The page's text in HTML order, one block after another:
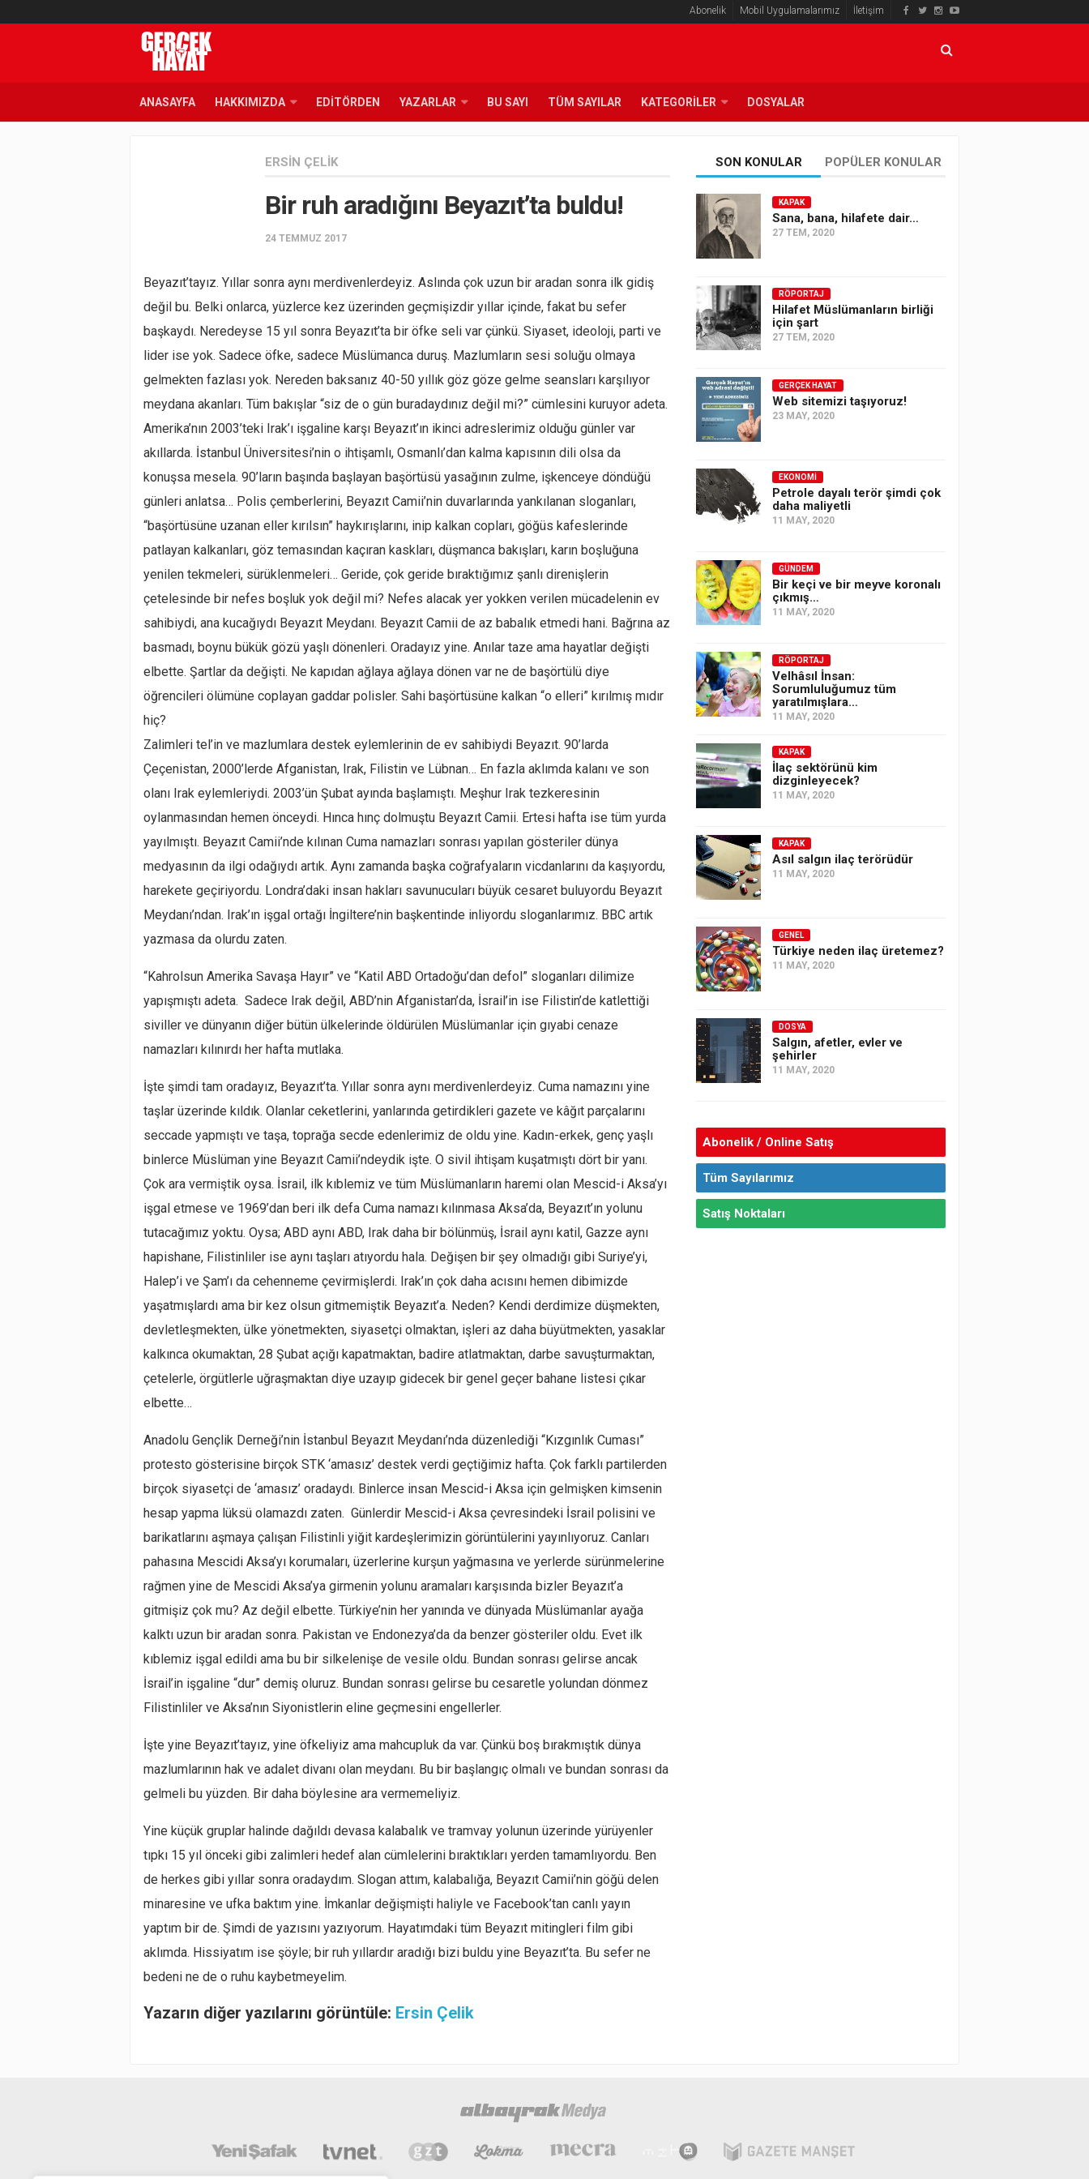
Abonelik Mobil Uygulamalarımız İletişim
ANASAYFA HAKKIMIZDA EDITÖRDEN YAZARLAR BU SAYI TÜM SAYILAR KATEGORILER DOSYALAR
ERSIN ÇELIK
Bir ruh aradığını Beyazıt’ta buldu!
24 TEMMUZ 2017
Beyazıt’tayız. Yıllar sonra aynı merdivenlerdeyiz. Aslında çok uzun bir aradan sonra ilk gidiş
değil bu. Belki onlarca, yüzlerce kez üzerinden geçmişizdir yıllar içinde, fakat bu sefer
başkaydı. Neredeyse 15 yıl sonra Beyazıt’ta bir öfke seli var çünkü. Siyaset, ideoloji, parti ve
lider ise yok. Sadece öfke, sadece Müslümanca duruş. Mazlumların sesi soluğu olmaya
gelmekten fazlası yok. Nereden baksanız 40-50 yıllık göz göze gelme seansları karşılıyor
meydana akanları. Tüm bakışlar “siz de o gün buradaydınız değil mi?” cümlesini kuruyor adeta.
Amerika’nın 2003’teki Irak’ı işgaline karşı Beyazıt’ın ikinci adreslerimiz olduğu günler var
akıllarda. İstanbul Üniversitesi’nin o ihtişamlı, Osmanlı’dan kalma kapısının dili olsa da
konuşsa mesela. 90’ların başında başlayan başörtüsü yasağının zulme, işkenceye döndüğü
günleri anlatsa… Polis çemberlerini, Beyazıt Camii’nin duvarlarında yankılanan sloganları,
“başörtüsüne uzanan eller kırılsın” haykırışlarını, inip kalkan copları, göğüs kafeslerinde
patlayan kalkanları, göz temasından kaçıran kaskları, düşmanca bakışları, karın boşluğuna
yenilen tekmeleri, sürüklenmeleri… Geride, çok geride bıraktığımız şanlı direnişlerin
çetelesinde bir nefes boşluk yok değil mi? Nefes alacak yer yokken verilen mücadelenin ev
sahibiydi, ana kucağıydı Beyazıt Meydanı. Beyazıt Camii de az babalık etmedi hani. Bağrına az
basmadı, boynu bükük gözü yaşlı dönenleri. Oradayız yine. Anılar taze ama hayatlar değişti
elbette. Şartlar da değişti. Ne kapıdan ağlaya ağlaya dönen var ne de başörtülü diye
öğrencileri ölümüne coplayan gaddar polisler. Sahi başörtüsüne kalkan “o elleri” kırılmış mıdır
hiç?
Zalimleri tel’in ve mazlumlara destek eylemlerinin de ev sahibiydi Beyazıt. 90’larda
Çeçenistan, 2000’lerde Afganistan, Irak, Filistin ve Lübnan… En fazla aklımda kalanı ve son
olanı Irak eylemleriydi. 2003’ün Şubat ayında başlamıştı. Meşhur Irak tezkeresinin
oylanmasından hemen önceydi. Hınca hınç dolmuştu Beyazıt Camii. Ertesi hafta ise tüm yurda
yayılmıştı. Beyazıt Camii’nde kılınan Cuma namazları sonrası yapılan gösteriler dünya
medyasının da ilgi odağıydı artık. Aynı zamanda başka coğrafyaların vicdanlarını da kaşıyordu,
harekete geçiriyordu. Londra’daki insan hakları savunucuları büyük cesaret buluyordu Beyazıt
Meydanı’ndan. Irak’ın işgal ortağı İngiltere’nin başkentinde inliyordu sloganlarımız. BBC artık
yazmasa da olurdu zaten.
“Kahrolsun Amerika Savaşa Hayır” ve “Katil ABD Ortadoğu’dan defol” sloganları dilimize
yapışmıştı adeta. Sadece Irak değil, ABD’nin Afganistan’da, İsrail’in ise Filistin’de katlettiği
siviller ve dünyanın diğer bütün ülkelerinde öldürülen Müslümanlar için gıyabi cenaze
namazları kılınırdı her hafta mutlaka.
İşte şimdi tam oradayız, Beyazıt’ta. Yıllar sonra aynı merdivenlerdeyiz. Cuma namazını yine
taşlar üzerinde kıldık. Olanlar ceketlerini, yanlarında getirdikleri gazete ve kâğıt parçalarını
seccade yapmıştı ve taşa, toprağa secde edenlerimiz de oldu yine. Kadın-erkek, genç yaşlı
binlerce Müslüman yine Beyazıt Camii’ndeydik işte. O sivil ihtişam kuşatmıştı dört bir yanı.
Çok ara vermiştik oysa. İsrail, ilk kıblemiz ve tüm Müslümanların haremi olan Mescid-i Aksa’yı
işgal etmese ve 1969’dan beri ilk defa Cuma namazı kılınmasa Aksa’da, Beyazıt’ın yolunu
tutacağımız yoktu. Oysa; ABD aynı ABD, Irak daha bir bölünmüş, İsrail aynı katil, Gazze aynı
hapishane, Filistinliler ise aynı taşları atıyordu hala. Değişen bir şey olmadığı gibi Suriye’yi,
Halep’i ve Şam’ı da cehenneme çevirmişlerdi. Irak’ın çok daha acısını hemen dibimizde
yaşatmışlardı ama bir kez olsun gitmemiştik Beyazıt’a. Neden? Kendi derdimize düşmekten,
devletleşmekten, ülke yönetmekten, siyasetçi olmaktan, işleri az daha büyütmekten, yasaklar
kalkınca okumaktan, 28 Şubat açığı kapatmaktan, badire atlatmaktan, darbe savuşturmaktan,
çetelerle, örgütlerle uğraşmaktan diye uzayıp gidecek bir genel geçer bahane listesi çıkar
elbette…
Anadolu Gençlik Derneği’nin İstanbul Beyazıt Meydanı’nda düzenlediği “Kızgınlık Cuması”
protesto gösterisine birçok STK ‘amasız’ destek verdi geçtiğimiz hafta. Çok farklı partilerden
birçok siyasetçi de ‘amasız’ oradaydı. Binlerce insan Mescid-i Aksa için gelmişken kimsenin
hesap yapma lüksü olamazdı zaten. Günlerdir Mescid-i Aksa çevresindeki İsrail polisini ve
barikatlarını aşmaya çalışan Filistinli yiğit kardeşlerimizin görüntülerini yayınlıyoruz. Canları
pahasına Mescidi Aksa’yı korumaları, üzerlerine kurşun yağmasına ve yerlerde sürünmelerine
rağmen yine de Mescidi Aksa’ya girmenin yolunu aramaları karşısında bizler Beyazıt’a
gitmişiz çok mu? Az değil elbette. Türkiye’nin her yanında ve dünyada Müslümanlar ayağa
kalktı uzun bir aradan sonra. Pakistan ve Endonezya’da da benzer gösteriler oldu. Evet ilk
kıblemiz işgal edildi ama bu bir silkelenişe de vesile oldu. Bundan sonrası gelirse ancak
İsrail’in işgaline “dur” demiş oluruz. Bundan sonrası gelirse bu cesaretle yolundan dönmez
Filistinliler ve Aksa’nın Siyonistlerin eline geçmesini engellerler.
İşte yine Beyazıt’tayız, yine öfkeliyiz ama mahcupluk da var. Çünkü boş bırakmıştık dünya
mazlumlarının hak ve adalet divanı olan meydanı. Bu bir başlangıç olmalı ve bundan sonrası da
gelmeli bu yüzden. Bir daha böylesine ara vermemeliyiz.
Yine küçük gruplar halinde dağıldı devasa kalabalık ve tramvay yolunun üzerinde yürüyenler
tıpkı 15 yıl önceki gibi zalimleri hedef alan cümlelerini bıraktıkları yerden tamamlıyordu. Ben
de herkes gibi yıllar sonra oradaydım. Slogan attım, kalabalığa, Beyazıt Camii’nin göğü delen
minaresine ve ufka baktım yine. İmkanlar değişmişti haliyle ve Facebook’tan canlı yayın
yaptım bir de. Şimdi de yazısını yazıyorum. Hayatımdaki tüm Beyazıt mitingleri film gibi
aklımda. Hissiyatım ise şöyle; bir ruh yıllardır aradığı bizi buldu yine Beyazıt’ta. Bu sefer ne
bedeni ne de o ruhu kaybetmeyelim.
Yazarın diğer yazılarını görüntüle: Ersin Çelik
SON KONULAR POPÜLER KONULAR
KAPAK
Sana, bana, hilafete dair…
27 TEM, 2020
RÖPORTAJ
Hilafet Müslümanların birliği
için şart
27 TEM, 2020
GERÇEK HAYAT
Web sitemizi taşıyoruz!
23 MAY, 2020
EKONOMI
Petrole dayalı terör şimdi çok
daha maliyetli
11 MAY, 2020
GÜNDEM
Bir keçi ve bir meyve koronalı
çıkmış…
11 MAY, 2020
RÖPORTAJ
Velhâsıl İnsan:
Sorumluluğumuz tüm
yaratılmışlara…
11 MAY, 2020
KAPAK
İlaç sektörünü kim
dizginleyecek?
11 MAY, 2020
KAPAK
Asıl salgın ilaç terörüdür
11 MAY, 2020
GENEL
Türkiye neden ilaç üretemez?
11 MAY, 2020
DOSYA
Salgın, afetler, evler ve
şehirler
11 MAY, 2020
Abonelik / Online Satış
Tüm Sayılarımız
Satış Noktaları